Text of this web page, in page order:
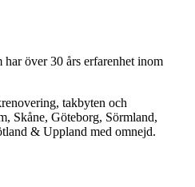
över 30 års erfarenhet inom
takbyten och
Skåne, Göteborg, Sörmland,
& Uppland med omnejd.